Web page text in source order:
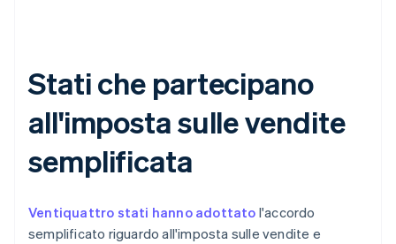
Stati che partecipano
all'imposta sulle vendite
semplificata
Ventiquattro stati hanno adottato l'accordo
semplificato riguardo all'imposta sulle vendite e